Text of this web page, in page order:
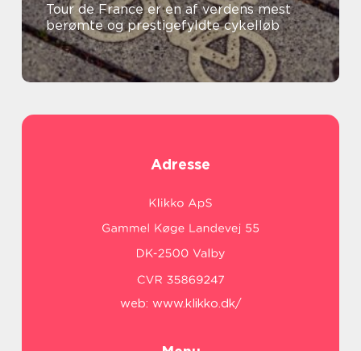
Tour de France er en af verdens mest
berømte og prestigefyldte cykelløb
Adresse
web: www.klikko.dk/